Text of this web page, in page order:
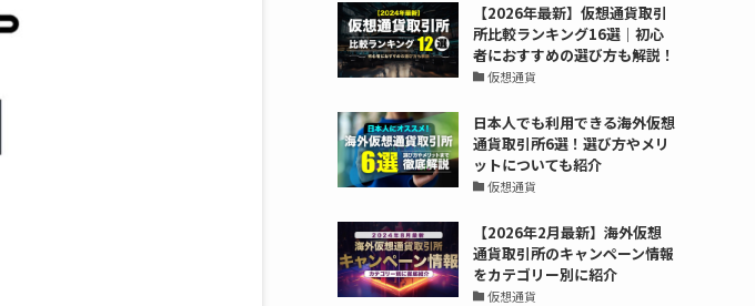
【2026年最新】仮想通貨取引
所比較ランキング16選｜初心
者におすすめの選び方も解説！
仮想通貨
日本人でも利用できる海外仮想
通貨取引所6選！選び方やメリ
ットについても紹介
仮想通貨
【2026年2月最新】海外仮想
通貨取引所のキャンペーン情報
をカテゴリー別に紹介
仮想通貨